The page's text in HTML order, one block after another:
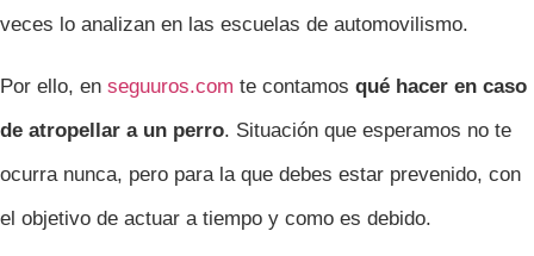
veces lo analizan en las escuelas de automovilismo.
Por ello, en seguuros.com te contamos qué hacer en caso
de atropellar a un perro. Situación que esperamos no te
ocurra nunca, pero para la que debes estar prevenido, con
el objetivo de actuar a tiempo y como es debido.